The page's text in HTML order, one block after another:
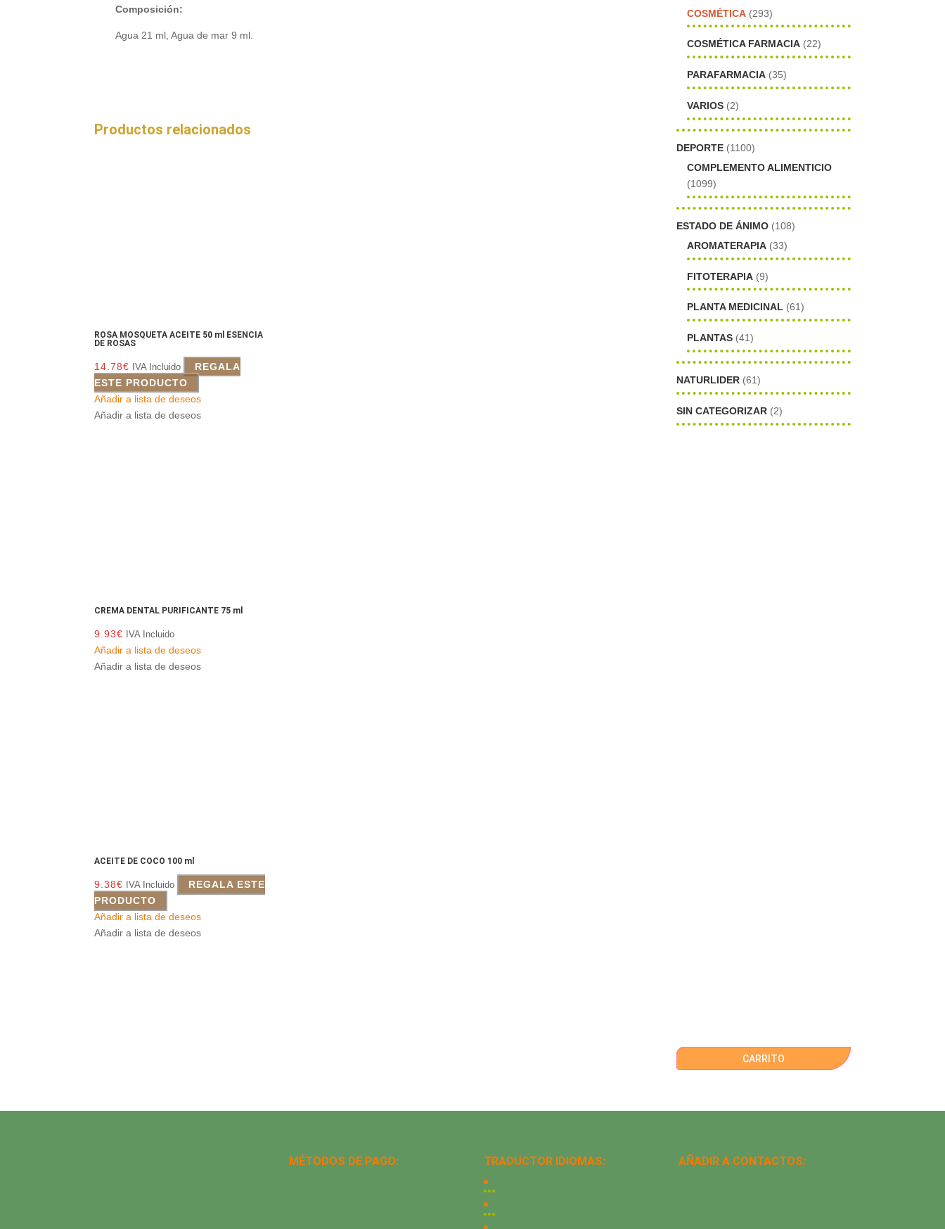
Composición:
Agua 21 ml, Agua de mar 9 ml.
Productos relacionados
ROSA MOSQUETA ACEITE 50 ml ESENCIA
DE ROSAS
14.78€ IVA Incluido
REGALA
ESTE PRODUCTO
Añadir a lista de deseos
Añadir a lista de deseos
CREMA DENTAL PURIFICANTE 75 ml
9.93€ IVA Incluido
Añadir a lista de deseos
Añadir a lista de deseos
ACEITE DE COCO 100 ml
9.38€ IVA Incluido
REGALA ESTE
PRODUCTO
Añadir a lista de deseos
Añadir a lista de deseos
COSMÉTICA (293)
COSMÉTICA FARMACIA (22)
PARAFARMACIA (35)
VARIOS (2)
DEPORTE (1100)
COMPLEMENTO ALIMENTICIO
(1099)
ESTADO DE ÁNIMO (108)
AROMATERAPIA (33)
FITOTERAPIA (9)
PLANTA MEDICINAL (61)
PLANTAS (41)
NATURLIDER (61)
SIN CATEGORIZAR (2)
CARRITO
MÉTODOS DE PAGO: TRADUCTOR IDIOMAS: AÑADIR A CONTACTOS: